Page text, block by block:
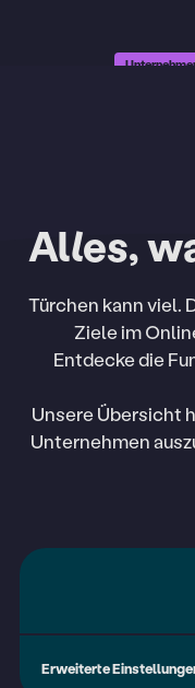
Alles,
Türchen kann viel.
Ziele im
Entdecke die
Unsere Übersicht
Unternehmen
Erweiterte